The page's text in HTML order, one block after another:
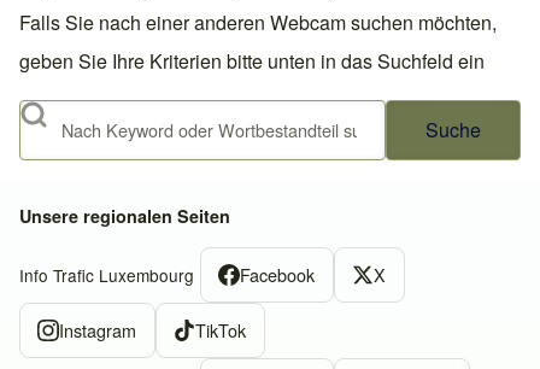
Falls Sie nach einer anderen Webcam suchen möchten,
geben Sie Ihre Kriterien bitte unten in das Suchfeld ein
Suche
Unsere regionalen Seiten
Info Trafic Luxembourg Facebook X
Instagram TikTok